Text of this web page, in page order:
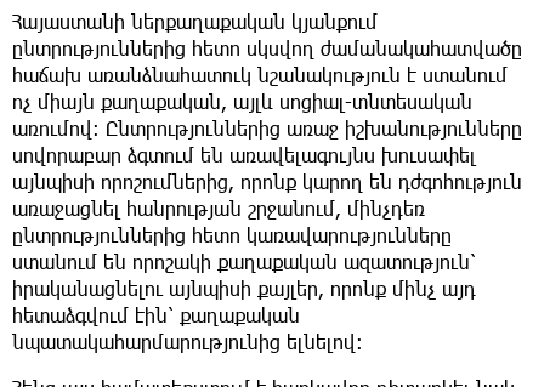
Հայաստանի ներքաղաքական կյանքում
ընտրություններից հետո սկսվող ժամանակահատվածը
հաճախ առանձնահատուկ նշանակություն է ստանում
ոչ միայն քաղաքական, այլև սոցիալ-տնտեսական
առումով։ Ընտրություններից առաջ իշխանությունները
սովորաբար ձգտում են առավելագույնս խուսափել
այնպիսի որոշումներից, որոնք կարող են դժգոհություն
առաջացնել հանրության շրջանում, մինչդեռ
ընտրություններից հետո կառավարությունները
ստանում են որոշակի քաղաքական ազատություն՝
իրականացնելու այնպիսի քայլեր, որոնք մինչ այդ
հետաձգվում էին՝ քաղաքական
նպատակահարմարությունից ելնելով։